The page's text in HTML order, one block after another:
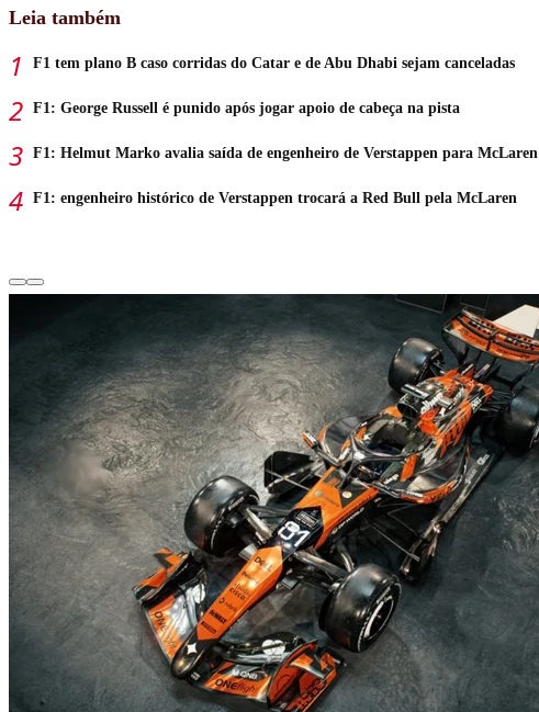
Leia também
F1 tem plano B caso corridas do Catar e de Abu Dhabi sejam canceladas
F1: George Russell é punido após jogar apoio de cabeça na pista
F1: Helmut Marko avalia saída de engenheiro de Verstappen para McLaren
F1: engenheiro histórico de Verstappen trocará a Red Bull pela McLaren